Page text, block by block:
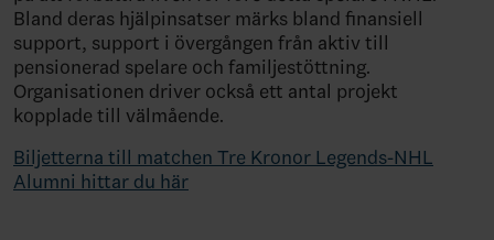
Bland deras hjälpinsatser märks bland finansiell
support, support i övergången från aktiv till
pensionerad spelare och familjestöttning.
Organisationen driver också ett antal projekt
kopplade till välmående.
Biljetterna till matchen Tre Kronor Legends-NHL
Alumni hittar du här